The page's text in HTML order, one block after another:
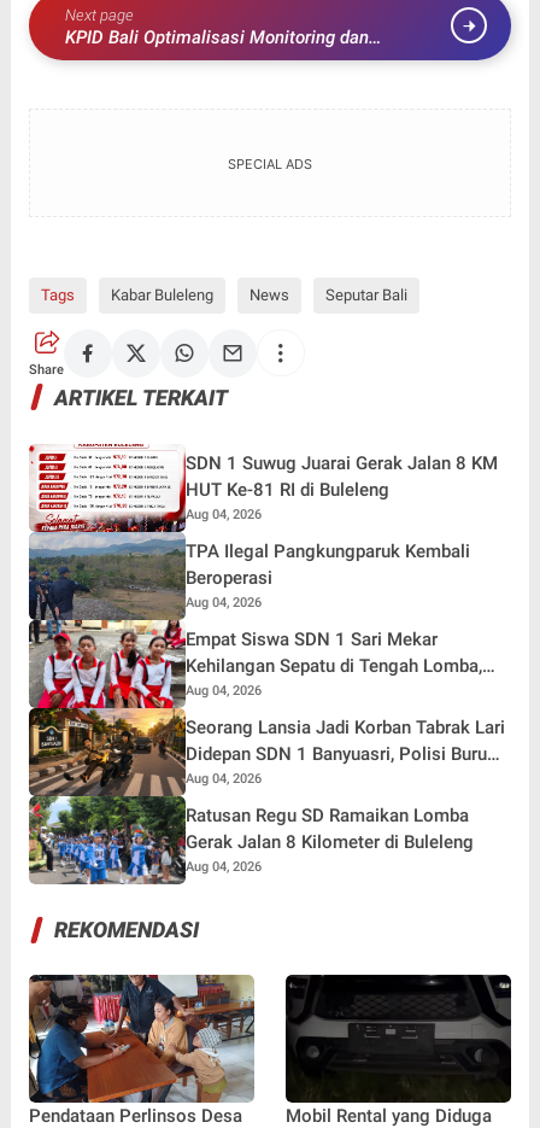
Next page
KPID Bali Optimalisasi Monitoring dan
Pendampingan Lembaga Penyiaran
SPECIAL ADS
Tags Kabar Buleleng News Seputar Bali
Share
ARTIKEL TERKAIT
SDN 1 Suwug Juarai Gerak Jalan 8 KM
HUT Ke-81 RI di Buleleng
Aug 04, 2026
TPA Ilegal Pangkungparuk Kembali
Beroperasi
Aug 04, 2026
Empat Siswa SDN 1 Sari Mekar
Kehilangan Sepatu di Tengah Lomba,
Tetap Tempuh 7 Kilometer Demi Merah
Putih
Aug 04, 2026
Seorang Lansia Jadi Korban Tabrak Lari
Didepan SDN 1 Banyuasri, Polisi Buru
Pengendara
Aug 04, 2026
Ratusan Regu SD Ramaikan Lomba
Gerak Jalan 8 Kilometer di Buleleng
Aug 04, 2026
REKOMENDASI
Pendataan Perlinsos Desa
Mobil Rental yang Diduga